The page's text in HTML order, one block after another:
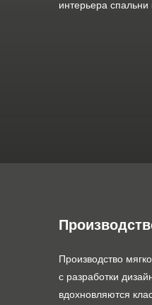
интерьера спальни
Производство
с разработки
вдохновляются